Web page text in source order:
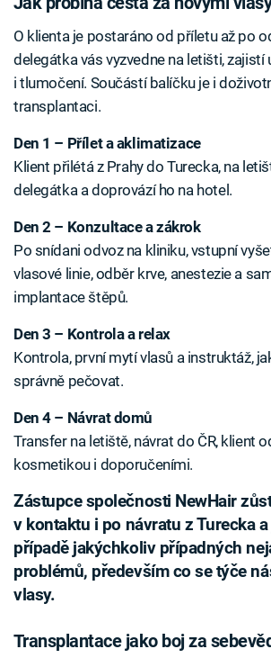
O klienta je postaráno od příletu až po
delegátka vás vyzvedne na letišti, zajistí
i tlumočení. Součástí balíčku je i
transplantaci.
Den 1 – Přílet a aklimatizace
Klient přilétá z Prahy do Turecka, na
delegátka a doprovází ho na hotel.
Den 2 – Konzultace a zákrok
Po snídani odvoz na kliniku, vstupní
vlasové linie, odběr krve, anestezie a
implantace štěpů.
Den 3 – Kontrola a relax
Kontrola, první mytí vlasů a instruktáž,
správně pečovat.
Den 4 – Návrat domů
Transfer na letiště, návrat do ČR, klient
kosmetikou i doporučeními.
Zástupce společnosti NewHair
v kontaktu i po návratu z Turecka
případě jakýchkoliv případných
problémů, především co se týče
vlasy.
Transplantace jako boj za